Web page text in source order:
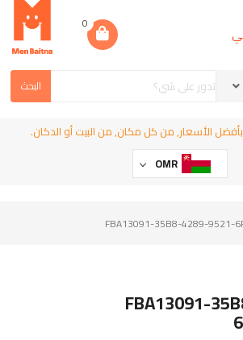
0
البحث
الأسعار, من كل مكان, من البيت أو الدكان.
OMR
FBA13091-35B8-4289-9521-
FBA13091-